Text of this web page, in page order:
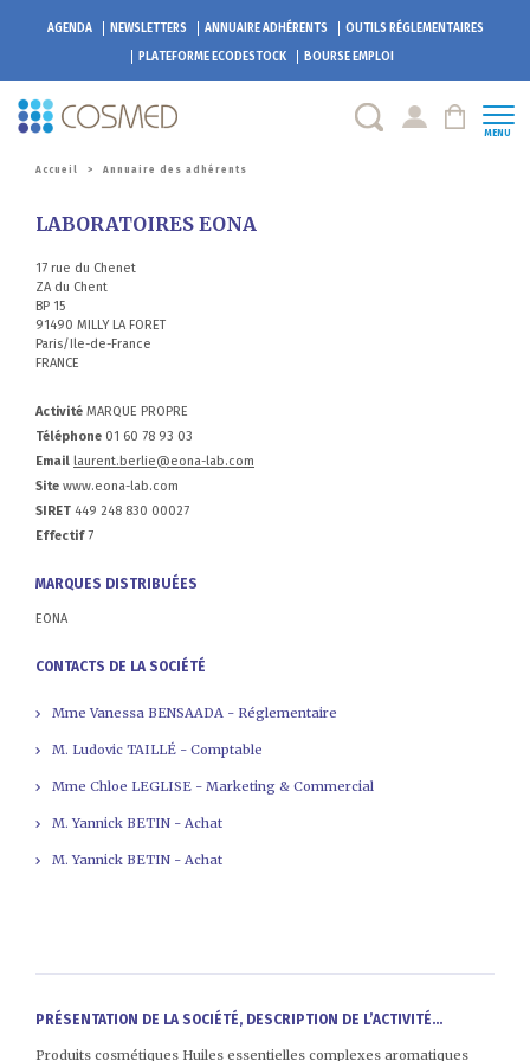
AGENDA NEWSLETTERS ANNUAIRE ADHÉRENTS
OUTILS RÉGLEMENTAIRES
PLATEFORMEECODESTOCK BOURSE EMPLOI
MENU
Accueil > Annuaire des adhérents
LABORATOIRES EONA
17 rue du Chenet
ZA du Chent
BP 15
91490 MILLY LA FORET
Paris/Ile-de-France
FRANCE
Activité MARQUE PROPRE
Téléphone 01 60 78 93 03
Email laurent.berlie@eona-lab.com
Site www.eona-lab.com
SIRET 449 248 830 00027
Effectif7
MARQUES DISTRIBUÉES
EONA
CONTACTS DE LA SOCIÉTÉ
Mme Vanessa BENSAADA - Réglementaire
M. Ludovic TAILLÉ - Comptable
Mme Chloe LEGLISE - Marketing & Commercial
M. Yannick BETIN - Achat
M. Yannick BETIN - Achat
PRÉSENTATION DE LA SOCIÉTÉ, DESCRIPTION DE L’ACTIVITÉ...
Produits cosmétiques Huiles essentielles complexes aromatiques